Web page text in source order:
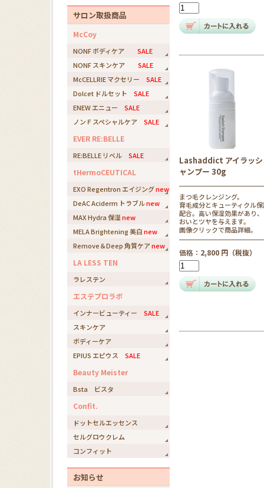
サロン取扱商品
McCoy
NONF ボディケア SALE
NONF スキンケア SALE
McCELLRIE マクセリー SALE
Dolcet ドルセット SALE
ENEW エニュー SALE
ノンＦスペシャルケア SALE
EVER RE:BELLE
RE:BELLE リベル SALE
tHermoCEUTICAL
EXO Regentron エイジングnew
DeAC Aciderm トラブルnew
MAX Hydra 保湿new
MELA Brightening 美白new
Remove＆Deep 角質ケアnew
LA LESS TEN
ラレステン
エステプロラボ
インナービューティー SALE
スキンケア
ボディーケア
EPIUS エピウス SALE
Beauty Meister
Bsta ビスタ
Confit.
ドットセルエッセンス
セルグロウクレム
コンフィット
お知らせ
Lashaddict アイラッシ
ャンプー 30g
まつ毛クレンジング。
育毛成分とキューティクル
配合。高い保湿効果があり
おいとツヤを与えます。
画像クリックで商品詳細。
価格： 2,800 円（税抜）